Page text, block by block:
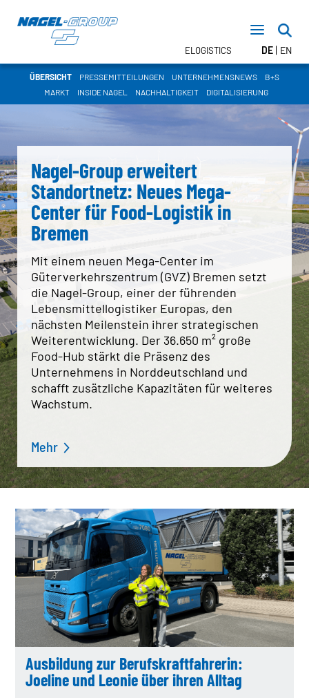
LTL – Stückgut
CONTRACT LOGISTICS
Lagerlogistik
Inhouse Logistik
TEMPERATURBEREICHE
NEWSROOM
TERMINE
PRESSE
STANDORTFINDER
NETZWERK
Dänemark
Deutschland
Polen
Schweden
Schweiz
Slowakei
Tschechien
Ungarn
NAGEL-GROUP
Verwaltungsrat
Board of Directors
Daten & Fakten
Firmengeschichte
Policy
Compliance
ELOGISTICS DE EN
ÜBERSICHT PRESSEMITTEILUNGEN UNTERNEHMENSNEWS
B+S
MARKT
INSIDE NAGEL NACHHALTIGKEIT DIGITALISIERUNG
Nagel-Group erweitert
Standortnetz: Neues Mega-
Center für Food-Logistik in
Bremen
Mit einem neuen Mega-Center im
Güterverkehrszentrum (GVZ) Bremen setzt
die Nagel-Group, einer der führenden
Lebensmittellogistiker Europas, den
nächsten Meilenstein ihrer strategischen
Weiterentwicklung. Der 36.650 m² große
Food-Hub stärkt die Präsenz des
Unternehmens in Norddeutschland und
schafft zusätzliche Kapazitäten für weiteres
Wachstum.
Mehr
Ausbildung zur Berufskraftfahrerin:
Joeline und Leonie über ihren Alltag